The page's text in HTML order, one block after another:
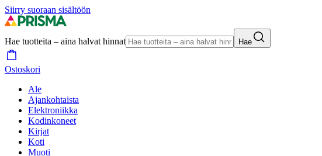
Siirry suoraan sisältöön
Hae tuotteita – aina halvat hinnat Hae
Ostoskori
Ale
Ajankohtaista
Elektroniikka
Kodinkoneet
Kirjat
Koti
Muoti